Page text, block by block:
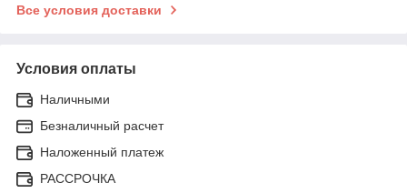
Все условия доставки
Условия оплаты
Наличными
Безналичный расчет
Наложенный платеж
РАССРОЧКА